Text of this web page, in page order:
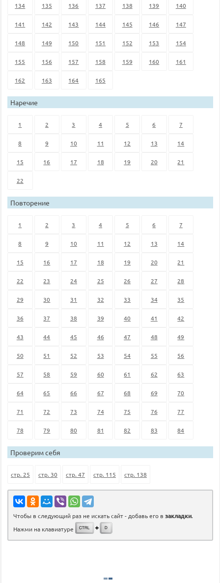
134 135 136 137 138 139 140
141 142 143 144 145 146 147
148 149 150 151 152 153 154
155 156 157 158 159 160 161
162 163 164 165
Наречие
1 2 3 4 5 6 7
8 9 10 11 12 13 14
15 16 17 18 19 20 21
22
Повторение
1 2 3 4 5 6 7
8 9 10 11 12 13 14
15 16 17 18 19 20 21
22 23 24 25 26 27 28
29 30 31 32 33 34 35
36 37 38 39 40 41 42
43 44 45 46 47 48 49
50 51 52 53 54 55 56
57 58 59 60 61 62 63
64 65 66 67 68 69 70
71 72 73 74 75 76 77
78 79 80 81 82 83 84
Проверим себя
стр. 25 стр. 30 стр. 47 стр. 115 стр. 138
Чтобы в следующий раз не искать сайт - добавь его в закладки.
Нажми на клавиатуре